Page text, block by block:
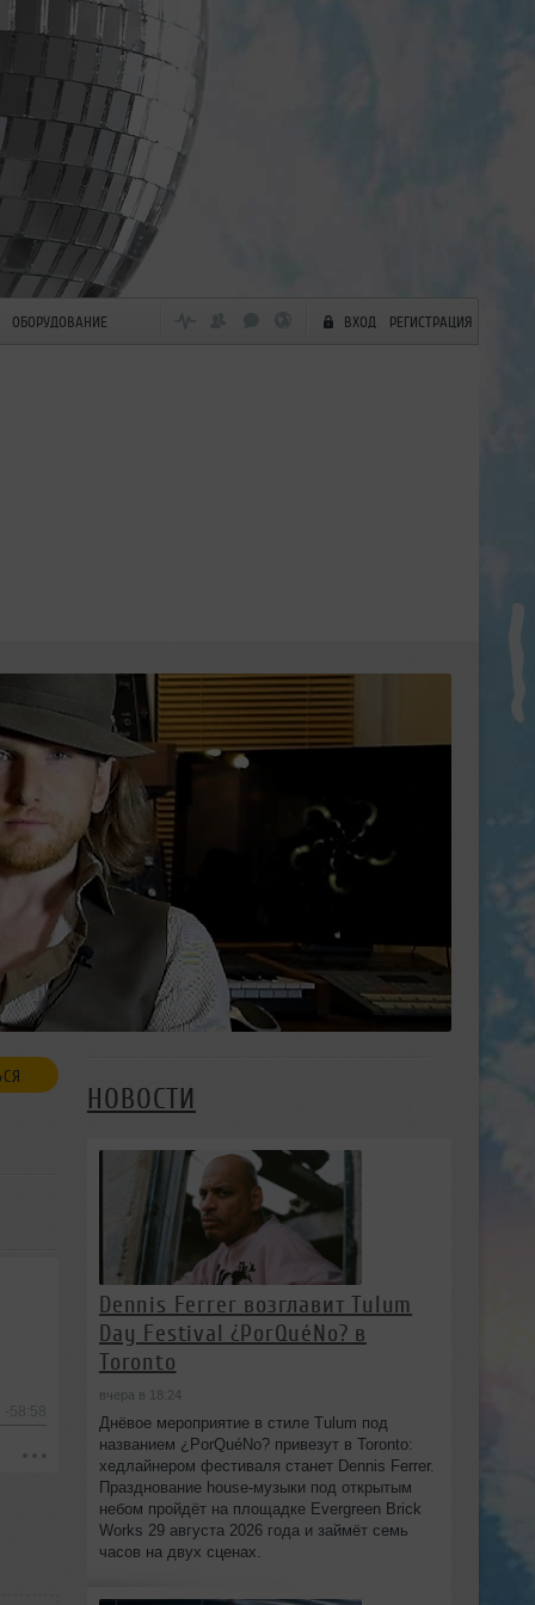
ОБОРУДОВАНИЕ ВХОД РЕГИСТРАЦИЯ
-58:58
НОВОСТИ
Dennis Ferrer возглавит Tulum
Day Festival ¿PorQuéNo? в
Toronto
вчера в 18:24
Днёвое мероприятие в стиле Tulum под
названием ¿PorQuéNo? привезут в Toronto:
хедлайнером фестиваля станет Dennis Ferrer.
Празднование house-музыки под открытым
небом пройдёт на площадке Evergreen Brick
Works 29 августа 2026 года и займёт семь
часов на двух сценах.